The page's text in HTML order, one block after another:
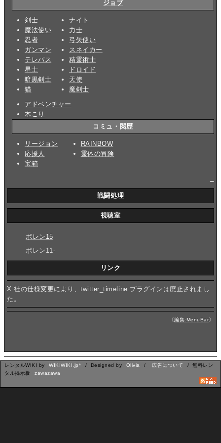
ジョブ
剣士
魔法使い
忍者
ガンマン
テレパス
星士
暗黒剣士
猫
ナイト
力士
弓矢使い
スネイカー
精霊術士
ドロイド
天使
魔剣士
アドベンチャー
木こり
コミュ・閲歴
リージョン
応援人
宝箱
RAINBOW
霊体の冒険
戦闘処理
視聴室
ポレン15
ポレン11-
リンク
X 社の仕様変更により、twitter_timeline プラグインは廃止されまし
た。
〔編集:MenuBar
レンタルWIKI by WIKIWIKI.jp* / Designed by Olivia / 広告について
/ 無料レン
タル掲示板
zawazawa